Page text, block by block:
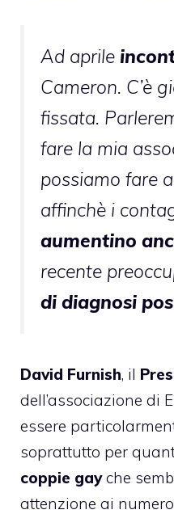
Ad aprile
Cameron. C’è
fissata.
fare la mia
possiamo fare
affinchè i
aumentino
recente
di diagnosi
David Furnish, il
dell’associazione di
essere
soprattutto per
coppie gayche
attenzione ai